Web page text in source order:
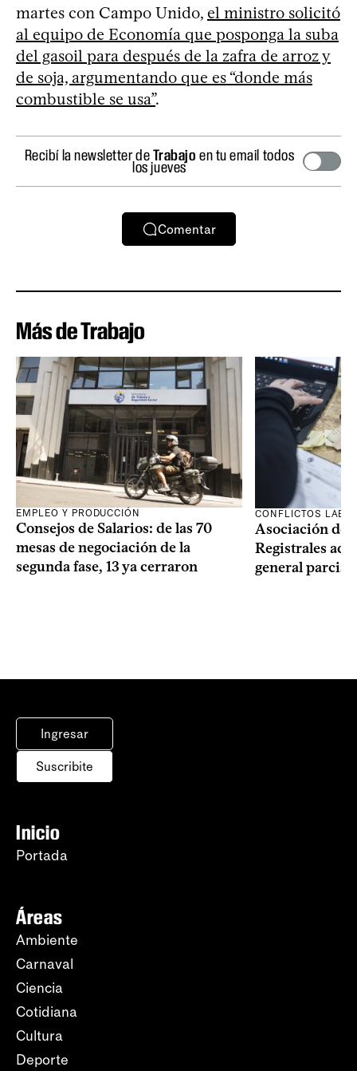
martes con Campo Unido, el ministro solicitó
al equipo de Economía que posponga la suba
del gasoil para después de la zafra de arroz y
de soja, argumentando que es “donde más
combustible se usa”.
Recibí la newsletter deTrabajo en tu email todos
los jueves
Comentar
Más de Trabajo
EMPLEO Y PRODUCCIÓN
Consejos de Salarios: de las 70
mesas de negociación de la
segunda fase, 13 ya cerraron
CONFLICTOS
Asociación de
Registrales
general parcial
Ingresar
Suscribite
Inicio
Portada
Áreas
Ambiente
Carnaval
Ciencia
Cotidiana
Cultura
Deporte